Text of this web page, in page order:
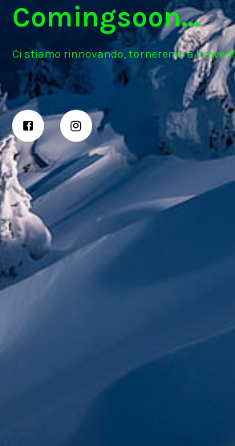
Comingsoon...
Ci stiamo rinnovando, torneremo a breve !!!